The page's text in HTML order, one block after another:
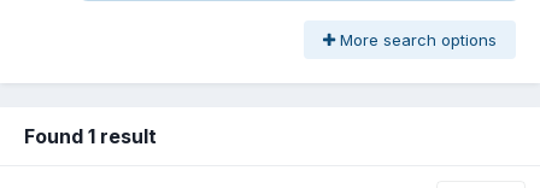
More search options
Found 1 result